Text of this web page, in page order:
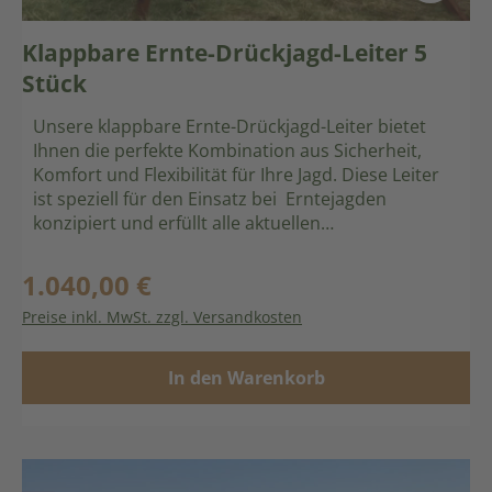
Klappbare Ernte-Drückjagd-Leiter 5
Stück
Unsere klappbare Ernte-Drückjagd-Leiter bietet
Ihnen die perfekte Kombination aus Sicherheit,
Komfort und Flexibilität für Ihre Jagd. Diese Leiter
ist speziell für den Einsatz bei Erntejagden
konzipiert und erfüllt alle aktuellen
Konstruktion: Mit je einer Flügelmutter können die
seitlichen Stützen festgeschraubt werden, was für
zusätzliche Stabilität sorgt. Anpassungsfähig: Die
an, sodass Sie immer einen sicheren Stand haben.
Hochklappbarer Sitz: Der Sitz kann hochgeklappt
Standplatz kann ein Dach montiert werden, um
Regulärer Preis:
1.040,00 €
Preise inkl. MwSt. zzgl. Versandkosten
In den Warenkorb